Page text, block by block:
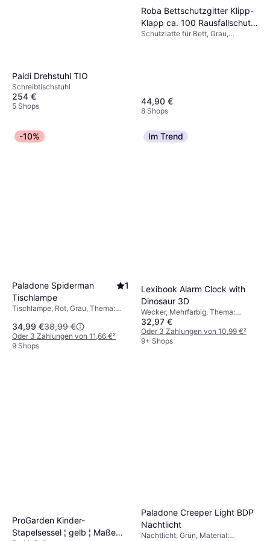
Paidi Drehstuhl TIO
Schreibtischstuhl
254 €
5 Shops
Roba Bettschutzgitter Klipp-
Klapp ca. 100 Rausfallschutz
klappbar ca.
Schutzlatte für Bett, Grau,
44,90 €
8 Shops
-10%
Paladone Spiderman
Tischlampe
1
Tischlampe, Rot, Grau, Thema:
34,99 €38,99 €
Oder 3 Zahlungen von 11,66 €²
9 Shops
Im Trend
Lexibook Alarm Clock with
Dinosaur 3D
Wecker, Mehrfarbig, Thema:
Dinosaurier
32,97 €
Oder 3 Zahlungen von 10,99 €²
9+ Shops
ProGarden Kinder-
Stapelsessel ¦ gelb ¦ Maße
Paladone Creeper Light BDP
Nachtlicht
Nachtlicht, Grün, Material:
vielen Dekorationselementen.
vermeiden. Prüfe regelmäßig alle
Einrichtungsgegenstände auf ihre Sicherheit,
insbesondere wenn dein Kind noch klein ist.